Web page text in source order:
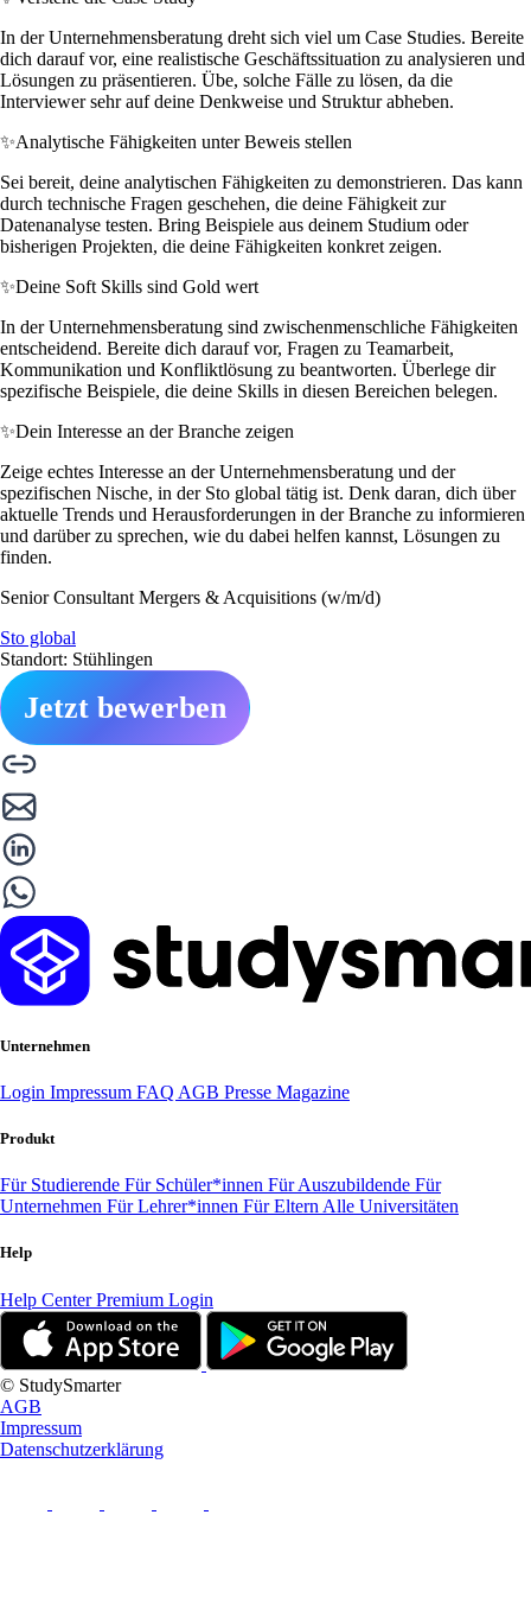
In der Unternehmensberatung dreht sich viel um Case Studies. Bereite
dich darauf vor, eine realistische Geschäftssituation zu analysieren und
Lösungen zu präsentieren. Übe, solche Fälle zu lösen, da die
Interviewer sehr auf deine Denkweise und Struktur abheben.
✨Analytische Fähigkeiten unter Beweis stellen
Sei bereit, deine analytischen Fähigkeiten zu demonstrieren. Das kann
durch technische Fragen geschehen, die deine Fähigkeit zur
Datenanalyse testen. Bring Beispiele aus deinem Studium oder
bisherigen Projekten, die deine Fähigkeiten konkret zeigen.
✨Deine Soft Skills sind Gold wert
In der Unternehmensberatung sind zwischenmenschliche Fähigkeiten
entscheidend. Bereite dich darauf vor, Fragen zu Teamarbeit,
Kommunikation und Konfliktlösung zu beantworten. Überlege dir
spezifische Beispiele, die deine Skills in diesen Bereichen belegen.
✨Dein Interesse an der Branche zeigen
Zeige echtes Interesse an der Unternehmensberatung und der
spezifischen Nische, in der Sto global tätig ist. Denk daran, dich über
aktuelle Trends und Herausforderungen in der Branche zu informieren
und darüber zu sprechen, wie du dabei helfen kannst, Lösungen zu
finden.
Senior Consultant Mergers & Acquisitions (w/m/d)
Sto global
Standort: Stühlingen
Jetzt bewerben
Unternehmen
Login Impressum FAQ AGB Presse Magazine
Produkt
Für Studierende Für Schüler*innen Für Auszubildende Für
Unternehmen Für Lehrer*innen Für Eltern Alle Universitäten
Help
Help CenterPremium Login
© StudySmarter
AGB
Impressum
Datenschutzerklärung